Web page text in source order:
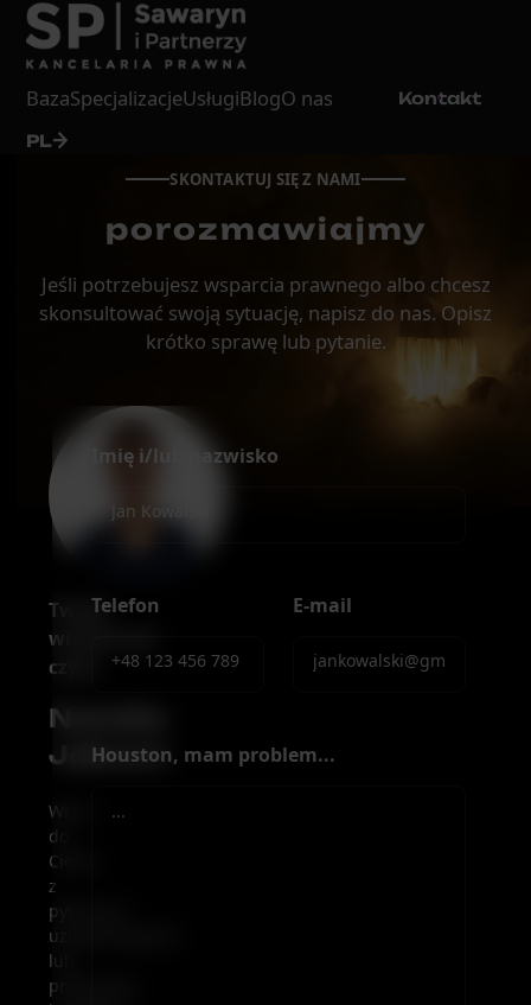
BazaSpecjalizacjeUsługiBlogO nas Kontakt
PL
SKONTAKTUJ SIĘ Z NAMI
porozmawiajmy
Jeśli potrzebujesz wsparcia prawnego albo chcesz
skonsultować swoją sytuację, napisz do nas. Opisz
krótko sprawę lub pytanie.
Twoją
wiadomość
czyta
Natalia
Jabcoń
Wróci
do
Ciebie
z
pytaniami
uzupełniającymi
lub
propozycją
Imię i/lub nazwisko
Telefon E-mail
Houston, mam problem...